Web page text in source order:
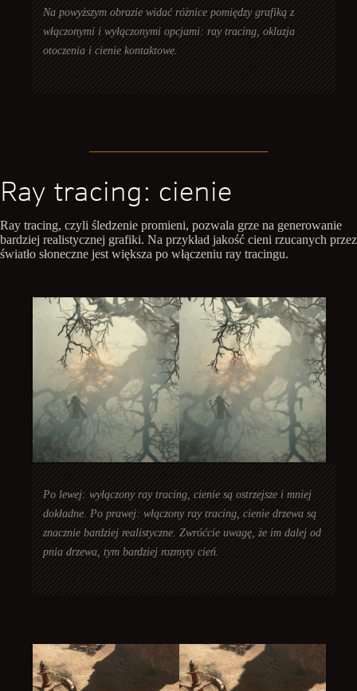
Na powyższym obrazie widać różnice pomiędzy grafiką z
włączonymi i wyłączonymi opcjami: ray tracing, okluzja
otoczenia i cienie kontaktowe.
Ray tracing: cienie
Ray tracing, czyli śledzenie promieni, pozwala grze na generowanie
bardziej realistycznej grafiki. Na przykład jakość cieni rzucanych przez
światło słoneczne jest większa po włączeniu ray tracingu.
Po lewej: wyłączony ray tracing, cienie są ostrzejsze i mniej
dokładne. Po prawej: włączony ray tracing, cienie drzewa są
znacznie bardziej realistyczne. Zwróćcie uwagę, że im dalej od
pnia drzewa, tym bardziej rozmyty cień.